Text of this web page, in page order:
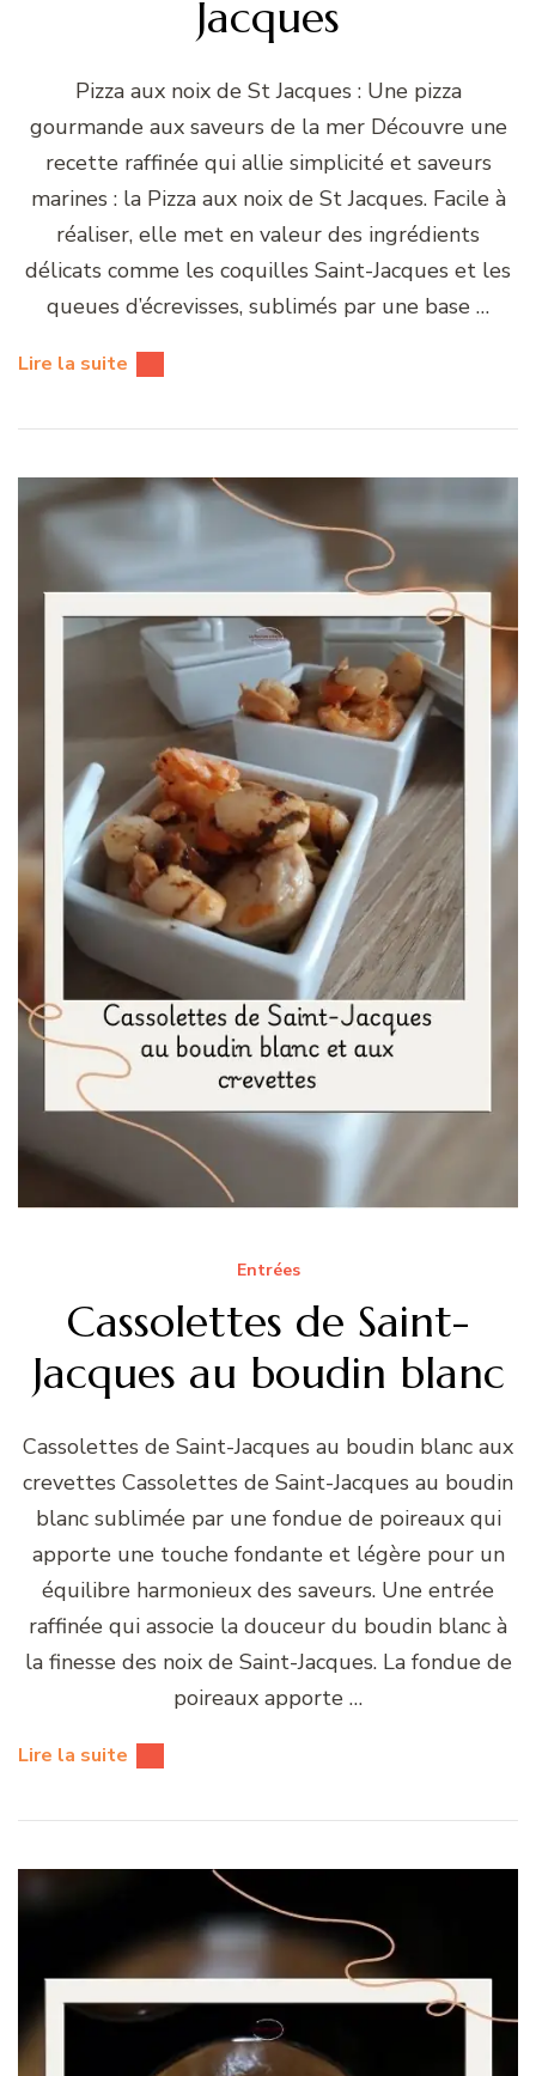
Jacques
Pizza aux noix de St Jacques : Une pizza
gourmande aux saveurs de la mer Découvre une
recette raffinée qui allie simplicité et saveurs
marines : la Pizza aux noix de St Jacques. Facile à
réaliser, elle met en valeur des ingrédients
délicats comme les coquilles Saint-Jacques et les
queues d’écrevisses, sublimés par une base …
Lire la suite
Entrées
Cassolettes de Saint-
Jacques au boudin blanc
Cassolettes de Saint-Jacques au boudin blanc aux
crevettes Cassolettes de Saint-Jacques au boudin
blanc sublimée par une fondue de poireaux qui
apporte une touche fondante et légère pour un
équilibre harmonieux des saveurs. Une entrée
raffinée qui associe la douceur du boudin blanc à
la finesse des noix de Saint-Jacques. La fondue de
poireaux apporte …
Lire la suite